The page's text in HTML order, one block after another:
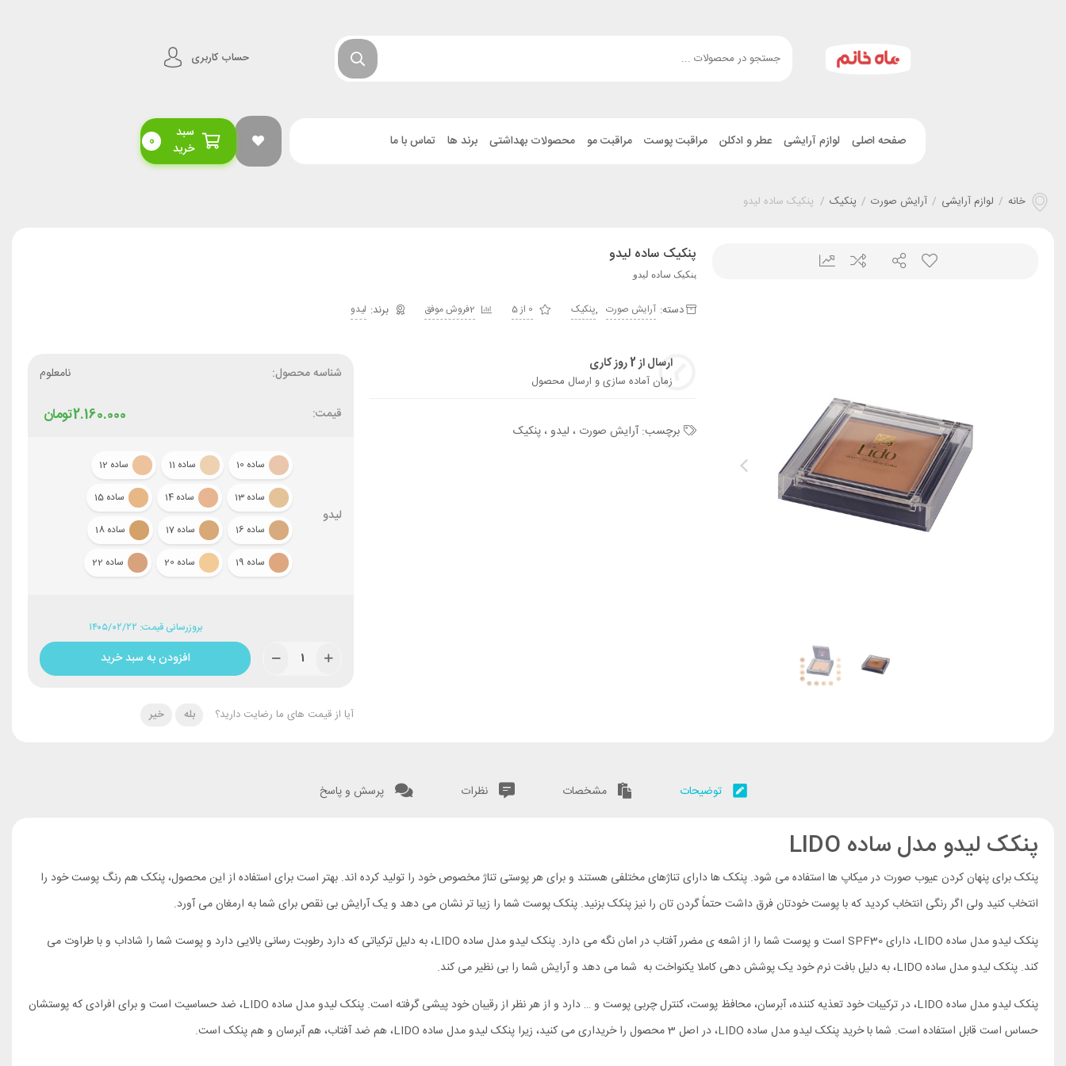
حساب کاربری
صفحه اصلی لوازم آرایشی عطر و ادکلن مراقبت پوست مراقبت مو محصولات بهداشتی برند ها تماس با ما
سبد
خرید
0
خانه / لوازم آرایشی / آرایش صورت / پنکیک / پنکیک ساده لیدو
پنکیک ساده لیدو
پنکیک ساده لیدو
دسته: آرایش صورت ,پنکیک 0 از 5 2فروش موفق لیدو
ارسال از 2 روز کاری
زمان آماده سازی و ارسال محصول
برچسب:آرایش صورت ، لیدو ، پنکیک
شناسه محصول: نامعلوم
قیمت: تومان2.160.000
لیدو
ساده 10 ساده 11 ساده 12
ساده 13 ساده 14 ساده 15
ساده 16 ساده 17 ساده 18
ساده 19 ساده 20 ساده 22
بروزرسانی قیمت: ۱۴۰۵/۰۲/۲۲
افزودن به سبد خرید
آیا از قیمت های ما رضایت دارید؟ بله خیر
توضیحات مشخصات نظرات پرسش و پاسخ
پنکک لیدو مدل ساده LIDO
پنکک برای پنهان کردن عیوب صورت در میکاپ ها استفاده می شود. پنکک ها دارای تناژهای مختلفی هستند و برای هر پوستی تناژ مخصوص خود را تولید کرده اند. بهتر است برای استفاده از این محصول، پنکک هم رنگ پوست خود را
انتخاب کنید ولی اگر رنگی انتخاب کردید که با پوست خودتان فرق داشت حتماً گردن تان را نیز پنکک بزنید. پنکک پوست شما را زیبا تر نشان می دهد و یک آرایش بی نقص برای شما به ارمغان می آورد.
پنکک لیدو مدل ساده LIDO، دارای SPF30 است و پوست شما را از اشعه ی مضرر آفتاب در امان نگه می دارد. پنکک لیدو مدل ساده LIDO، به دلیل ترکیاتی که دارد رطوبت رسانی بالایی دارد و پوست شما را شاداب و با طراوت می
کند. پنکک لیدو مدل ساده LIDO، به دلیل بافت نرم خود یک پوشش دهی کاملا یکنواخت به شما می دهد و آرایش شما را بی نظیر می کند.
پنکک لیدو مدل ساده LIDO، در ترکیبات خود تعذیه کننده، آبرسان، محافظ پوست، کنترل چربی پوست و … دارد و از هر نظر از رقیبان خود پیشی گرفته است. پنکک لیدو مدل ساده LIDO، ضد حساسیت است و برای افرادی که پوستشان
حساس است قابل استفاده است. شما با خرید پنکک لیدو مدل ساده LIDO، در اصل 3 محصول را خریداری می کنید، زیرا پنکک لیدو مدل ساده LIDO، هم ضد آفتاب، هم آبرسان و هم پنکک است.